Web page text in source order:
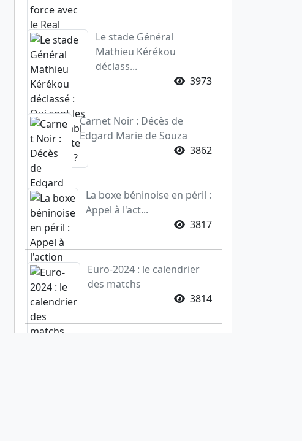
Le stade Général
Mathieu Kérékou
déclass...
3973
Carnet Noir : Décès de
Edgard Marie de Souza
3862
La boxe béninoise en péril :
Appel à l'act...
3817
Euro-2024 : le calendrier
des matchs
3814